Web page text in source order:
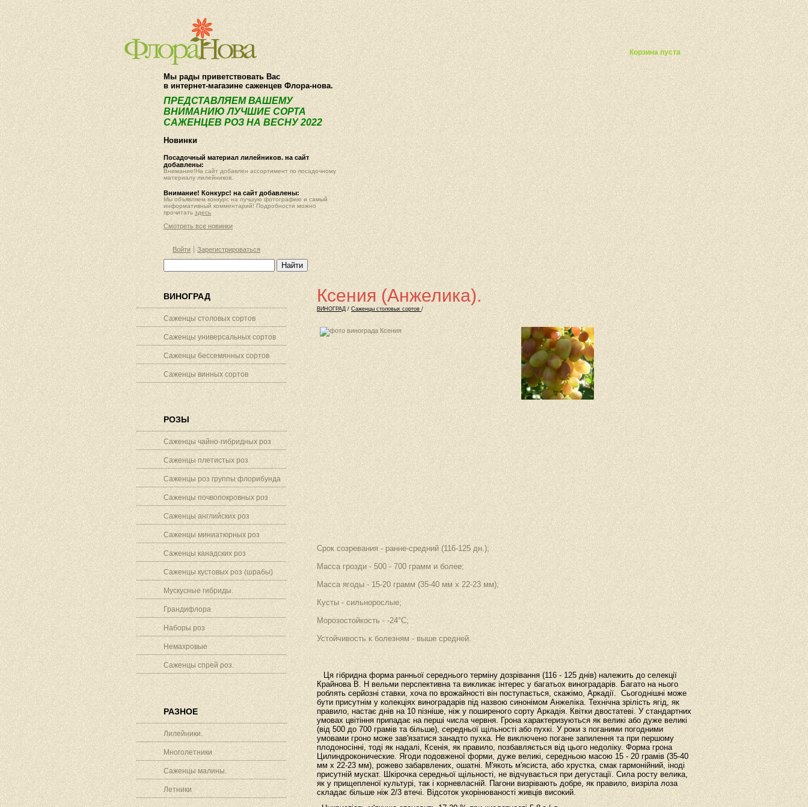
Корзина пуста
О компании Как купить Фотогалерея Статьи Опт Контакты
Мы рады приветствовать Вас
в интернет-магазине саженцев Флора-нова.
ПРЕДСТАВЛЯЕМ ВАШЕМУ
ВНИМАНИЮ ЛУЧШИЕ СОРТА
САЖЕНЦЕВ РОЗ НА ВЕСНУ 2022
Новинки
Посадочный материал лилейников. на сайт
добавлены:
Внимание!На сайт добавлен ассортимент по посадочному
материалу лилейников.
Внимание! Конкурс! на сайт добавлены:
Мы объявляем конкурс на лучшую фотографию и самый
информативный комментарий! Подробности можно
прочитать здесь
Смотреть все новинки
Войти Зарегистрироваться
ВИНОГРАД
Саженцы столовых сортов
Саженцы универсальных сортов
Саженцы бессемянных сортов
Саженцы винных сортов
РОЗЫ
Саженцы чайно-гибридных роз
Саженцы плетистых роз
Саженцы роз группы флорибунда
Саженцы почвопокровных роз
Саженцы английских роз
Саженцы миниатюрных роз
Саженцы канадских роз
Саженцы кустовых роз (шрабы)
Мускусные гибриды.
Грандифлора
Наборы роз
Немахровые
Саженцы спрей роз.
РАЗНОЕ
Лилейники.
Многолетники
Саженцы малины.
Летники
Ксения (Анжелика).
ВИНОГРАД / Саженцы столовых сортов /
Срок созревания - ранне-средний (116-125 дн.);
Масса грозди - 500 - 700 грамм и более;
Масса ягоды - 15-20 грамм (35-40 мм х 22-23 мм);
Кусты - сильнорослые;
Морозостойкость - -24°С;
Устойчивость к болезням - выше средней.
Ця гібридна форма ранньої середнього терміну дозрівання (116 - 125 днів) належить до селекції
Крайнова В. Н вельми перспективна та викликає інтерес у багатьох виноградарів. Багато на нього
роблять серйозні ставки, хоча по врожайності він поступається, скажімо, Аркадії. Сьогоднішні може
бути присутнім у колекціях виноградарів під назвою синонімом Анжеліка. Технічна зрілість ягід, як
правило, настає днів на 10 пізніше, ніж у поширеного сорту Аркадія. Квітки двостатеві. У стандартних
умовах цвітіння припадає на перші числа червня. Грона характеризуються як великі або дуже великі
(від 500 до 700 грамів та більше), середньої щільності або пухкі. У роки з поганими погодними
умовами гроно може зав'язатися занадто пухка. Не виключено погане запилення та при першому
плодоносінні, тоді як надалі, Ксенія, як правило, позбавляється від цього недоліку. Форма грона
Цилиндроконические. Ягоди подовженої форми, дуже великі, середньою масою 15 - 20 грамів (35-40
мм х 22-23 мм), рожево забарвлених, ошатні. М'якоть м'ясиста, або хрустка, смак гармонійний, іноді
присутній мускат. Шкірочка середньої щільності, не відчувається при дегустації. Сила росту велика,
як у прищепленої культурі, так і корневласній. Пагони визрівають добре, як правило, визріла лоза
складає більше ніж 2/3 втечі. Відсоток укорінюваності живців високий.